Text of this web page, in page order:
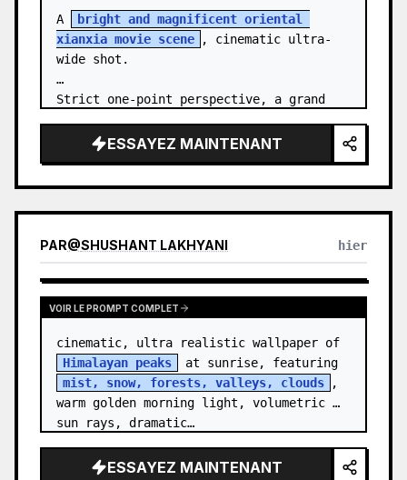
A
bright and magnificent oriental
xianxia movie scene
, cinematic ultra-
wide shot.
Strict one-point perspective, a grand
golden jade, passing through the sea of
clouds from the bottom…
ESSAYEZ MAINTENANT
PAR@SHUSHANT LAKHYANI hier
VOIR LE PROMPT COMPLET
Himalayan peaks
mist, snow, forests, valleys, clouds
,
warm golden morning light, volumetric
sun rays, dramatic…
ESSAYEZ MAINTENANT